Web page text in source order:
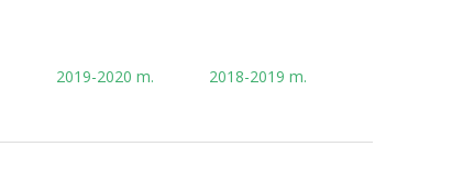
2019-2020 m. 2018-2019 m.